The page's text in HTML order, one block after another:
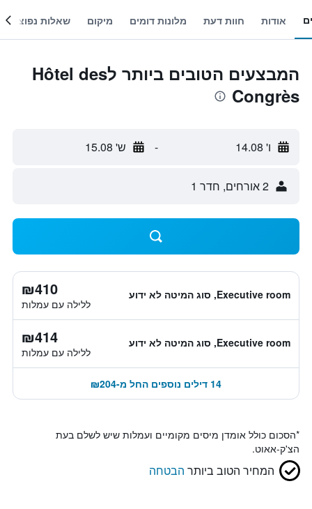
אודות חוות דעת מלונות דומים מיקום שאלות נפוצות
המבצעים הטובים ביותר לHôtel des
Congrès
ו' 14.08 - ש' 15.08
2 אורחים, חדר 1
Executive room, סוג המיטה לא ידוע ₪410
ללילה עם עמלות
Executive room, סוג המיטה לא ידוע ₪414
ללילה עם עמלות
14 דילים נוספים החל מ-₪204
*הסכום כולל אומדן מיסים מקומיים ועמלות שיש לשלם בעת
הצ'ק-אאוט.
המחיר הטוב ביותר הבטחה